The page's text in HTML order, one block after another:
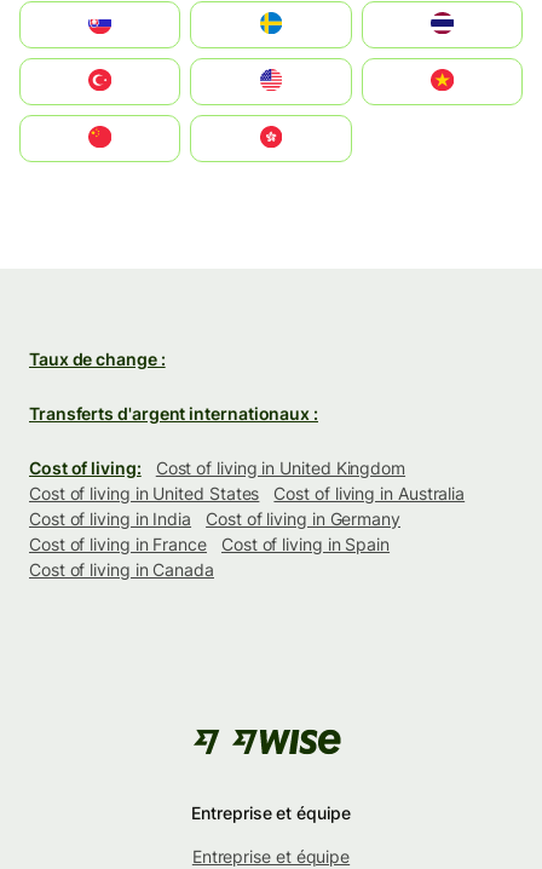
United States
中國香港特別行政區
Taux de change :
Transferts d'argent internationaux :
Cost of living:
Cost of living in United Kingdom
Cost of living in United States
Cost of living in Australia
Cost of living in India
Cost of living in Germany
Cost of living in France
Cost of living in Spain
Cost of living in Canada
Entreprise et équipe
Entreprise et équipe